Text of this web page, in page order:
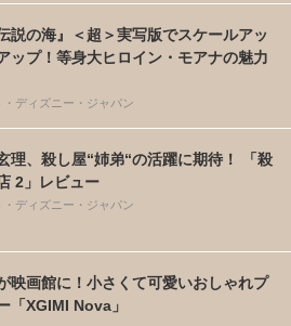
説の海』＜超＞実写版でスケールアッ
ップ！等身大ヒロイン・モアナの魅力
ディズニー・ジャパン
理、殺し屋“姉弟“の活躍に期待！ 「殺
2」レビュー
ディズニー・ジャパン
映画館に！小さくて可愛いおしゃれプ
「XGIMI Nova」